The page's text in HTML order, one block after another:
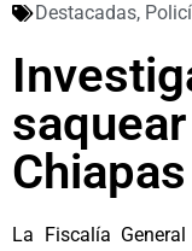
Destacadas,
Chiapas
La Fiscalía